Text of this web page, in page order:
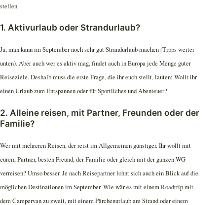
stellen.
1. Aktivurlaub oder Strandurlaub?
Ja, man kann im September noch sehr gut Strandurlaub machen (Tipps weiter
unten). Aber auch wer es aktiv mag, findet auch in Europa jede Menge guter
Reiseziele. Deshalb muss die erste Frage, die ihr euch stellt, lauten: Wollt ihr
einen Urlaub zum Entspannen oder für Sportliches und Abenteuer?
2. Alleine reisen, mit Partner, Freunden oder der
Familie?
Wer mit mehreren Reisen, der reist im Allgemeinen günstiger. Ihr wollt mit
eurem Partner, besten Freund, der Familie oder gleich mit der ganzen WG
verreisen? Umso besser. Je nach Reisepartner lohnt sich auch ein Blick auf die
möglichen Destinationen im September. Wie wär es mit einem Roadtrip mit
dem Campervan zu zweit, mit einem Pärchenurlaub am Strand oder einem